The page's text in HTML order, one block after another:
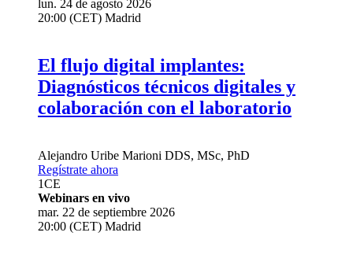
lun. 24 de agosto 2026
20:00 (CET) Madrid
El flujo digital implantes:
Diagnósticos técnicos digitales y
colaboración con el laboratorio
Alejandro Uribe Marioni DDS, MSc, PhD
Regístrate ahora
1CE
Webinars en vivo
mar. 22 de septiembre 2026
20:00 (CET) Madrid